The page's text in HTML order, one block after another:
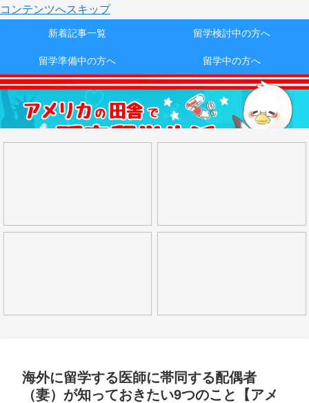
コンテンツへスキップ
新着記事一覧 留学検討中の方へ
留学準備中の方へ 留学中の方へ
海外に留学する医師に帯同する配偶者
（妻）が知っておきたい9つのこと【アメ